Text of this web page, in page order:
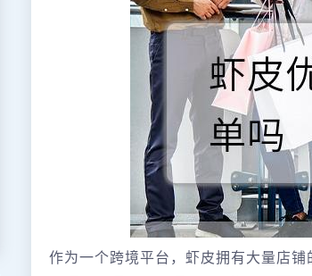
作为一个跨境平台，虾皮拥有大量店